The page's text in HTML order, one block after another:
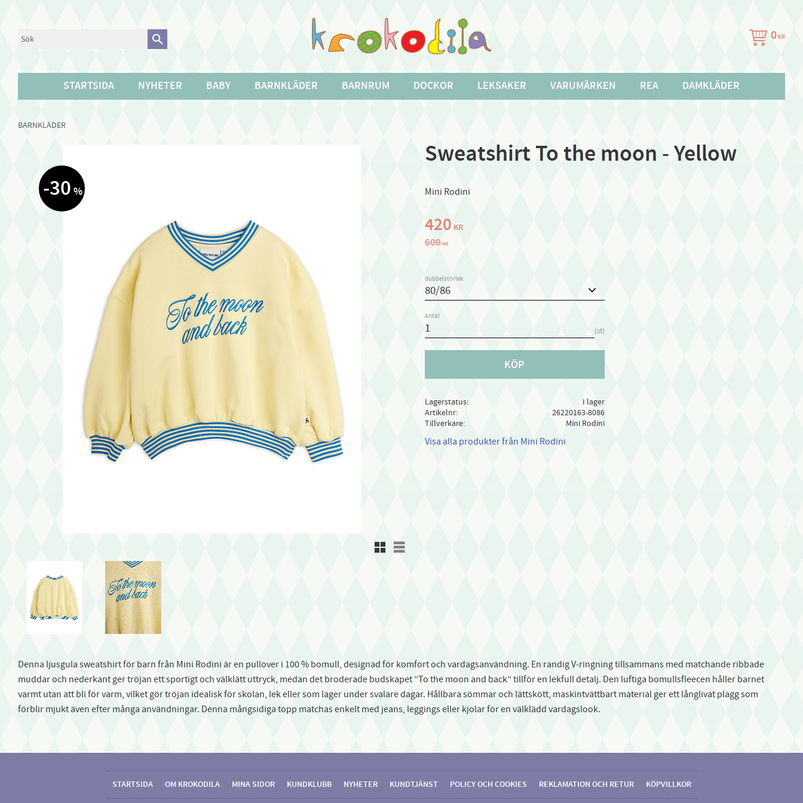
0 KR
STARTSIDA NYHETER BABY BARNKLÄDER BARNRUM DOCKOR LEKSAKER VARUMÄRKEN REA DAMKLÄDER
BARNKLÄDER
Sweatshirt To the moon - Yellow
Mini Rodini
30 %
Rutnätsvy
Listvy
Nedsatt pris:
420 KR
Ordinarie pris:
600KR
dubbelstorlek
Antal
st
KÖP
Lagerstatus
I lager
Artikelnr
26220163-8086
Tillverkare
Mini Rodini
Visa alla produkter från Mini Rodini
Denna ljusgula sweatshirt för barn från Mini Rodini är en pullover i 100 % bomull, designad för komfort och vardagsanvändning. En randig V‑ringning tillsammans med matchande ribbade
muddar och nederkant ger tröjan ett sportigt och välklätt uttryck, medan det broderade budskapet ”To the moon and back” tillför en lekfull detalj. Den luftiga bomullsfleecen håller barnet
varmt utan att bli för varm, vilket gör tröjan idealisk för skolan, lek eller som lager under svalare dagar. Hållbara sömmar och lättskött, maskintvättbart material ger ett långlivat plagg som
förblir mjukt även efter många användningar. Denna mångsidiga topp matchas enkelt med jeans, leggings eller kjolar för en välklädd vardagslook.
STARTSIDA OM KROKODILA MINA SIDOR KUNDKLUBB NYHETER KUNDTJÄNST POLICY OCH COOKIES REKLAMATION OCH RETUR KÖPVILLKOR